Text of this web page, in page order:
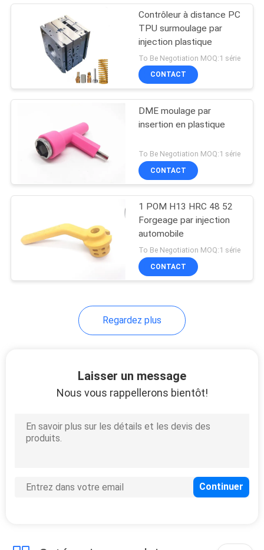
Contrôleur à distance PC
TPU surmoulage par
injection plastique
To Be Negotiation MOQ:1 série
CONTACT
DME moulage par
insertion en plastique
To Be Negotiation MOQ:1 série
CONTACT
1 POM H13 HRC 48 52
Forgeage par injection
automobile
To Be Negotiation MOQ:1 série
CONTACT
Regardez plus
Laisser un message
Nous vous rappellerons bientôt!